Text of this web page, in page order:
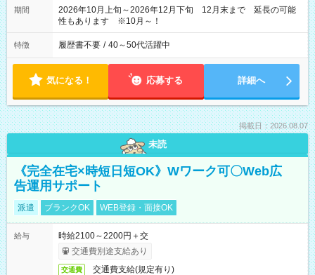
期間
2026年10月上旬～2026年12月下旬 12月末まで 延長の可能
性もあります ※10月～！
特徴 履歴書不要 / 40～50代活躍中
気になる！ 応募する 詳細へ
掲載日：2026.08.07
未読
《完全在宅×時短日短OK》Wワーク可〇Web広
告運用サポート
派遣 ブランクOK WEB登録・面接OK
給与
時給2100～2200円＋交
交通費別途支給あり
交通費 交通費支給(規定有り)